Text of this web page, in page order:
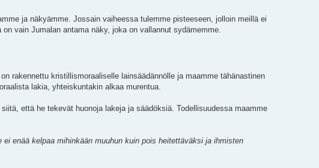
ja näkyämme. Jossain vaiheessa tulemme pisteeseen, jolloin meillä ei
vain Jumalan antama näky, joka on vallannut sydämemme.
rakennettu kristillismoraaliselle lainsäädännölle ja maamme tähänastinen
lakia, yhteiskuntakin alkaa murentua.
että he tekevät huonoja lakeja ja säädöksiä. Todellisuudessa maamme
enää kelpaa mihinkään muuhun kuin pois heitettäväksi ja ihmisten